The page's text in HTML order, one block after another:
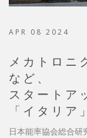
APR 08 2024
メカトロニ
など、
スタートア
「イタリア」
日本能率協会総合研